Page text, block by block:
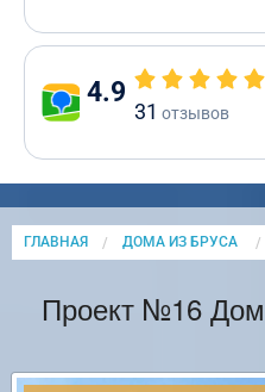
4.9
31 отзывов
ГЛАВНАЯ ДОМА ИЗ БРУСА
Проект №16